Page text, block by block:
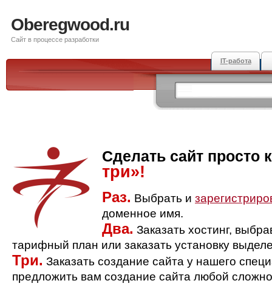
Oberegwood.ru
Сайт в процессе разработки
IT-работа
Сделать сайт просто
три»!
Раз. Выбрать и
доменное имя.
Два. Заказать хостинг,
тарифный план или заказать установку
Три. Заказать создание сайта у нашего
предложить вам создание сайта любой